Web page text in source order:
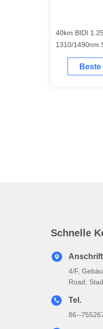
40km BIDI
1310/1490nm
Schnelle
Anschrift
4/F,
Road,
Tel.
86--